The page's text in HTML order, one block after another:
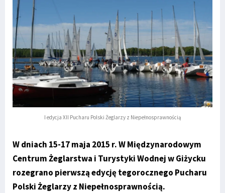
I edycja XII Pucharu Polski Żeglarzy z Niepełnosprawnością
W dniach 15-17 maja 2015 r. W Międzynarodowym
Centrum Żeglarstwa i Turystyki Wodnej w Giżycku
rozegrano pierwszą edycję tegorocznego Pucharu
Polski Żeglarzy z Niepełnosprawnością.